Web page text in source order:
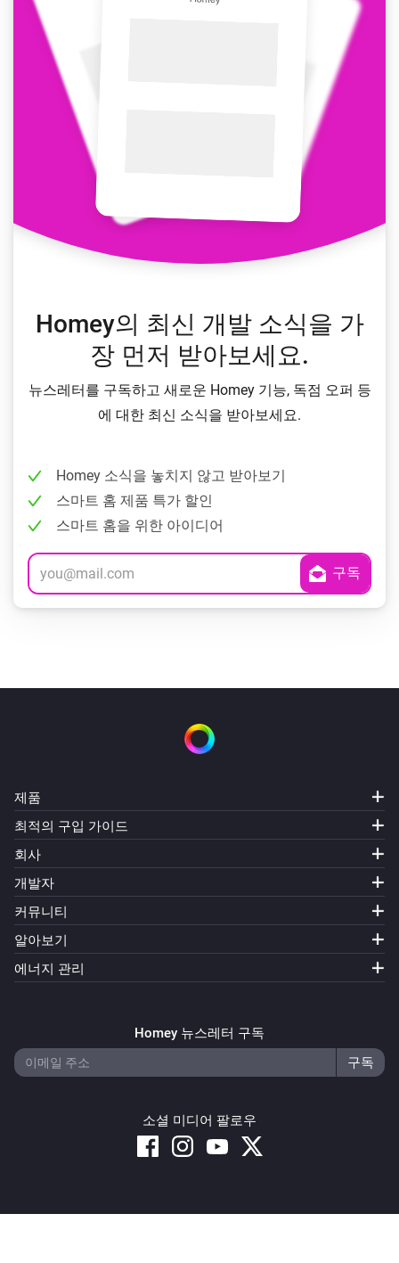
Homey의 최신 개발 소식을 가
장 먼저 받아보세요.
뉴스레터를 구독하고 새로운 Homey 기능, 독점 오퍼 등
에 대한 최신 소식을 받아보세요.
Homey 소식을 놓치지 않고 받아보기
스마트 홈 제품 특가 할인
스마트 홈을 위한 아이디어
제품
최적의 구입 가이드
회사
개발자
커뮤니티
알아보기
에너지 관리
Homey 뉴스레터 구독
소셜 미디어 팔로우